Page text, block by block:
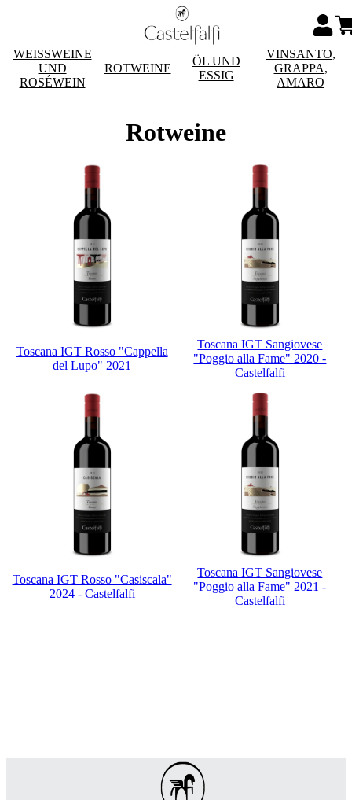
WEISSWEINE
UND
ROSÉWEIN
ROTWEINE
ÖL UND
ESSIG
VINSANTO,
GRAPPA,
AMARO
Rotweine
Toscana IGT Rosso "Cappella
del Lupo" 2021
Toscana IGT Sangiovese
"Poggio alla Fame" 2020 -
Castelfalfi
Toscana IGT Rosso "Casiscala"
2024 - Castelfalfi
Toscana IGT Sangiovese
"Poggio alla Fame" 2021 -
Castelfalfi